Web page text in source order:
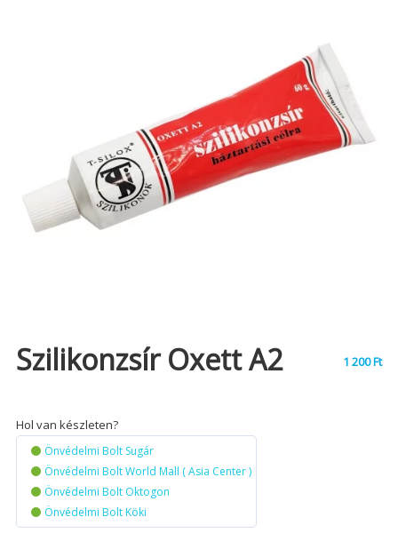
Szilikonzsír Oxett A2 1 200Ft
Hol van készleten?
Önvédelmi Bolt Sugár
Önvédelmi Bolt World Mall ( Asia Center )
Önvédelmi Bolt Oktogon
Önvédelmi Bolt Köki